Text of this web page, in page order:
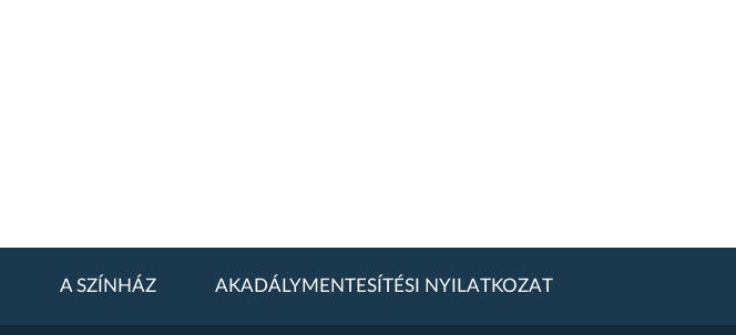
A SZÍNHÁZ AKADÁLYMENTESÍTÉSI NYILATKOZAT